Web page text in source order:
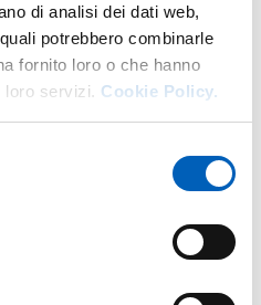
di analisi dei dati web,
potrebbero combinarle
fornito loro o che hanno
loro servizi. Cookie Policy.
a questo